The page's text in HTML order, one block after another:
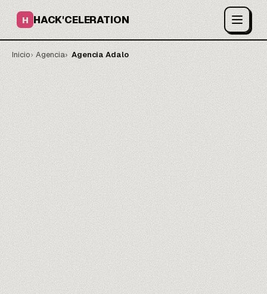
H HACK'CELERATION
Inicio Agencia Agencia Adalo
Tu app en vivo, publicada.
tu@empresa.com
Auditoría gratis de 60 min →